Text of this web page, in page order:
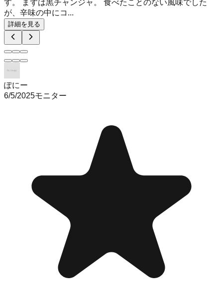
す。 まずは黒チャンジャ。 食べたことのない風味でした
が、辛味の中にコ...
詳細を見る
ぽにー
6/5/2025モニター